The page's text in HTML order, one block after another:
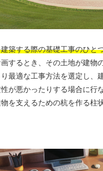
築する際の基礎工事のひ
するとき、その土地が建
最適な工事方法を選定し
が悪かったりする場合に
を支えるための杭を作る柱